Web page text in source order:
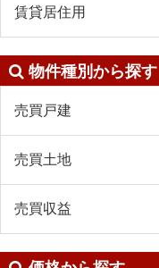
賃貸居住用
物件種別から探す
売買戸建
売買土地
売買収益